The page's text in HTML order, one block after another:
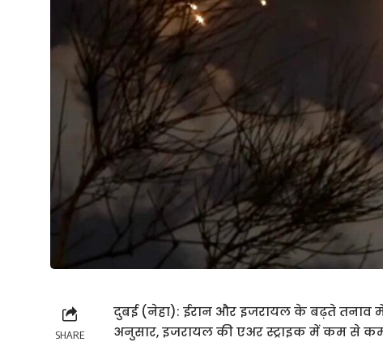
SHARE
दुबई (नेहा): ईरान और इजरायल के बढ़ते तनाव
अनुसार, इजरायल की एअर स्ट्राइक में कम से कम